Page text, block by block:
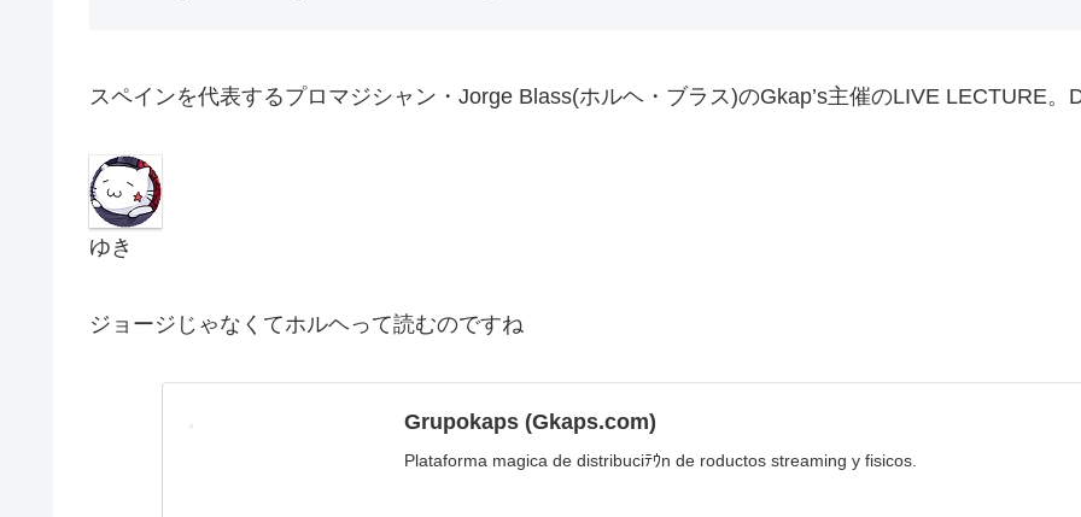
スペインを代表するプロマジシャン・Jorge Blass(ホルヘ・ブラス)のGkap’s主催のLIVE LECTURE。
ゆき
ジョージじゃなくてホルヘって読むのですね
Grupokaps (Gkaps.com)
Plataforma magica de distribuciﾃｳn de roductos streaming y fisicos.